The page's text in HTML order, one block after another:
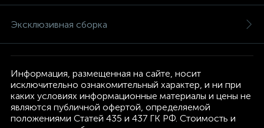
Эксклюзивная сборка
Информация, размещенная на сайте, носит
исключительно ознакомительный характер, и ни при
каких условиях информационные материалы и цены не
являются публичной офертой, определяемой
положениями Статей 435 и 437 ГК РФ. Стоимость и